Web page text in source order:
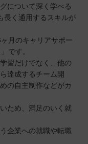
について深く学べる
長く通用するスキルが
月のキャリアサポー
です。
習だけでなく、他の
達成するチーム開
の自主制作などがカ
ため、満足のいく就
企業への就職や転職